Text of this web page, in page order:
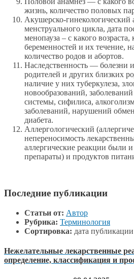
жизнь, количество половых
Акушерско-гинекологический
менструального цикла, дата
менопауза – с какого возраста,
беременностей и их течение,
количество родов и абортов.
Наследственность — болезни
родителей и других близких
наличие у них туберкулеза,
новообразований,
системы, сифилиса,
заболеваний, нарушений
диабета.
Аллергологический
непереносимость
аллергические реакции были
препараты) и продуктов
Последние публикации
Статьи от: Автор
Рубрика: Терминология
Сортировка: дата
Нежелательные лекарственные
определение, классификация и